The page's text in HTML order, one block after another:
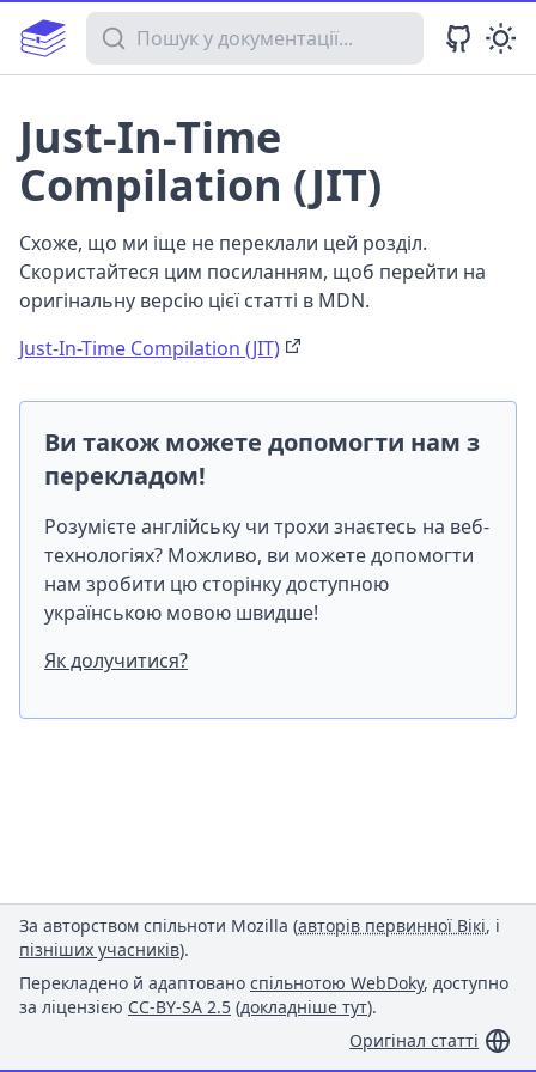
Пошук у документації
Just-In-Time
Compilation (JIT)
Схоже, що ми іще не переклали цей розділ.
Скористайтеся цим посиланням, щоб перейти на
оригінальну версію цієї статті в MDN.
Just-In-Time Compilation (JIT)
Ви також можете допомогти нам з
перекладом!
Розумієте англійську чи трохи знаєтесь на веб-
технологіях? Можливо, ви можете допомогти
нам зробити цю сторінку доступною
українською мовою швидше!
Як долучитися?
За авторством спільноти Mozilla (авторів первинної Вікі, і
пізніших учасників).
Перекладено й адаптовано спільнотою WebDoky, доступно
за ліцензією CC-BY-SA 2.5 (докладніше тут).
Оригінал статті